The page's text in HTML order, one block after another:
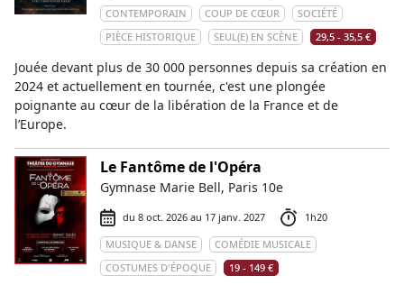
CONTEMPORAIN
COUP DE CŒUR
SOCIÉTÉ
PIÈCE HISTORIQUE
SEUL(E) EN SCÈNE 29,5 - 35,5 €
Jouée devant plus de 30 000 personnes depuis sa création en
2024 et actuellement en tournée, c'est une plongée
poignante au cœur de la libération de la France et de
l’Europe.
Le Fantôme de l'Opéra
Gymnase Marie Bell, Paris 10e
du 8 oct. 2026 au 17 janv. 2027
1h20
MUSIQUE & DANSE
COMÉDIE MUSICALE
COSTUMES D'ÉPOQUE
19 - 149 €